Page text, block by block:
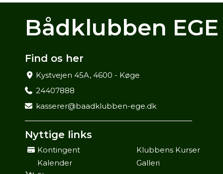
Bådklubben EGE
Find os her
Kystvejen 45A, 4600 - Køge
24407888
kasserer@baadklubben-ege.dk
Nyttige links
Kontingent
Klubbens Kurser
Kalender
Galleri